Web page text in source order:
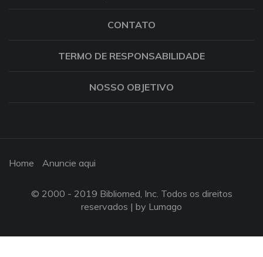
CONTATO
TERMO DE RESPONSABILIDADE
NOSSO OBJETIVO
Home Anuncie aqui
© 2000 - 2019 Bibliomed, Inc. Todos os direitos
reservados | by Lumago